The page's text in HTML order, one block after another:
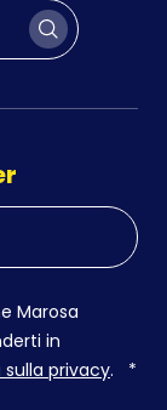
Marosa
in
privacy. *